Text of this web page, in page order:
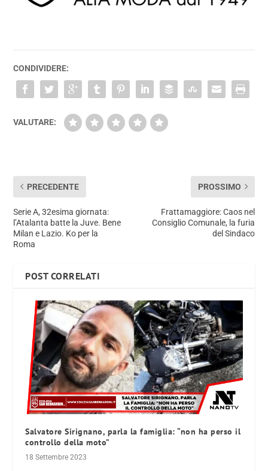
CONDIVIDERE:
VALUTARE:
PRECEDENTE
Serie A, 32esima giornata:
l’Atalanta batte la Juve. Bene
Milan e Lazio. Ko per la
Roma
PROSSIMO
Frattamaggiore: Caos nel
Consiglio Comunale, la furia
del Sindaco
POST CORRELATI
Salvatore Sirignano, parla la famiglia: “non ha perso il
controllo della moto”
18 Settembre 2023